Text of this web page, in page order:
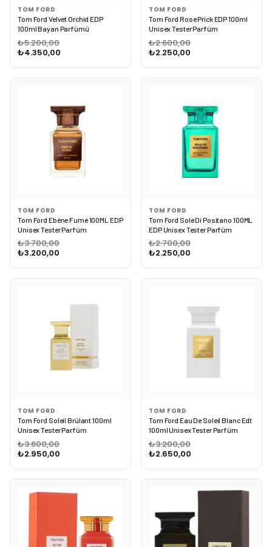
TOM FORD
Tom Ford Velvet Orchid EDP
100ml Bayan Parfümü
₺5.200,00
₺4.350,00
TOM FORD
Tom Ford Rose Prick EDP 100ml
Unisex Tester Parfüm
₺2.600,00
₺2.250,00
TOM FORD
Tom Ford Ebène Fumé 100ML EDP
Unisex Tester Parfüm
₺3.700,00
₺3.200,00
TOM FORD
Tom Ford Sole Di Positano 100ML
EDP Unisex Tester Parfüm
₺2.700,00
₺2.250,00
TOM FORD
Tom Ford Soleil Brülant 100ml
Unisex Tester Parfüm
₺3.600,00
₺2.950,00
TOM FORD
Tom Ford Eau De Soleil Blanc Edt
100ml Unisex Tester Parfüm
₺3.200,00
₺2.650,00